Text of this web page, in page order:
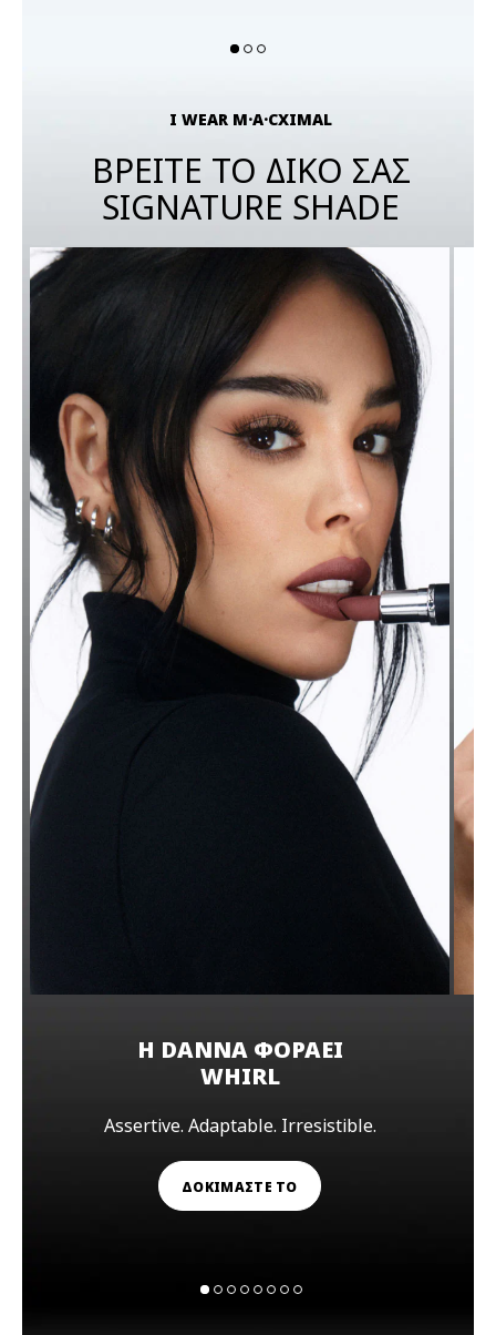
I WEAR M·A·CXIMAL
ΒΡΕΙΤΕ ΤΟ ΔΙΚΟ ΣΑΣ
SIGNATURE SHADE
Η DANNA ΦΟΡΑΕΙ
WHIRL
Assertive. Adaptable. Irresistible.
ΔΟΚΙΜΑΣΤΕ ΤΟ